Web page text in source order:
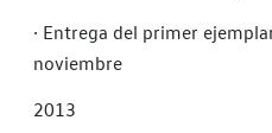
· Entrega del primer
noviembre
2013